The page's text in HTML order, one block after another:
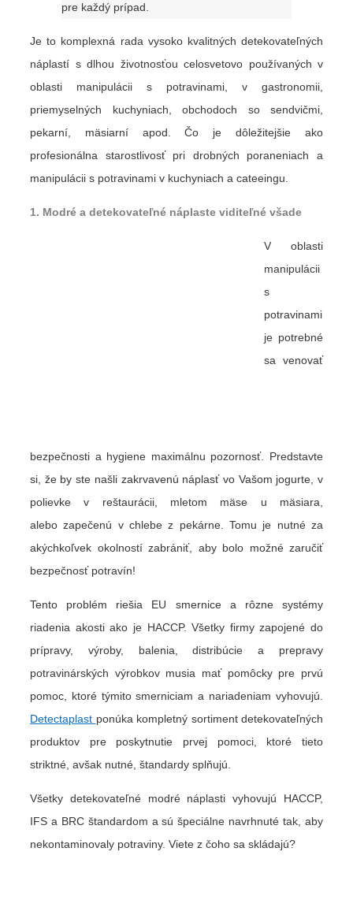
pre každý prípad.
Je to komplexná rada vysoko kvalitných detekovateľných
náplastí s dlhou životnosťou celosvetovo používaných v
oblasti manipulácii s potravinami, v gastronomii,
priemyselných kuchyniach, obchodoch so sendvičmi,
pekarní, mäsiarní apod. Čo je dôležitejšie ako
profesionálna starostlivosť pri drobných poraneniach a
manipulácii s potravinami v kuchyniach a cateeingu.
1. Modré a detekovateľné náplaste viditeľné všade
V oblasti
manipulácii
s
potravinami
je potrebné
sa venovať
bezpečnosti a hygiene maximálnu pozornosť. Predstavte
si, že by ste našli zakrvavenú náplasť vo Vašom jogurte, v
polievke v reštaurácii, mletom mäse u mäsiara,
alebo zapečenú v chlebe z pekárne. Tomu je nutné za
akýchkoľvek okolností zabrániť, aby bolo možné zaručiť
bezpečnosť potravín!
Tento problém riešia EU smernice a rôzne systémy
riadenia akosti ako je HACCP. Všetky firmy zapojené do
prípravy, výroby, balenia, distribúcie a prepravy
potravinárských výrobkov musia mať pomôcky pre prvú
pomoc, ktoré týmito smerniciam a nariadeniam vyhovujú.
Detectaplast ponúka kompletný sortiment detekovateľných
produktov pre poskytnutie prvej pomoci, ktoré tieto
striktné, avšak nutné, štandardy splňujú.
Všetky detekovateľné modré náplasti vyhovujú HACCP,
IFS a BRC štandardom a sú špeciálne navrhnuté tak, aby
nekontaminovaly potraviny. Viete z čoho sa skládajú?